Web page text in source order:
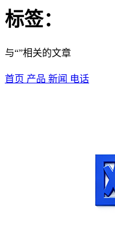
标签：
与“”相关的文章
首页 产品 新闻 电话